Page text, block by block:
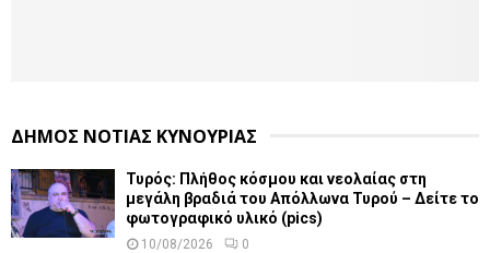
ΔΗΜΟΣ ΝΟΤΙΑΣ ΚΥΝΟΥΡΙΑΣ
Τυρός: Πλήθος κόσμου και νεολαίας στη
μεγάλη βραδιά του Απόλλωνα Τυρού – Δείτε το
φωτογραφικό υλικό (pics)
10/08/2026 0